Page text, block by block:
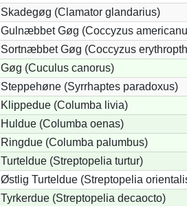
Skadegøg (Clamator glandarius)
Gulnæbbet Gøg (Coccyzus
Sortnæbbet Gøg (Coccyzus
Gøg (Cuculus canorus)
Steppehøne (Syrrhaptes paradoxus)
Klippedue (Columba livia)
Huldue (Columba oenas)
Ringdue (Columba palumbus)
Turteldue (Streptopelia turtur)
Østlig Turteldue (Streptopelia
Tyrkerdue (Streptopelia decaocto)